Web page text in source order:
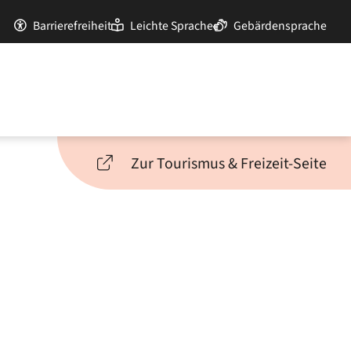
Barrierefreiheit Leichte Sprache Gebärdensprache
Zur Tourismus & Freizeit-Seite